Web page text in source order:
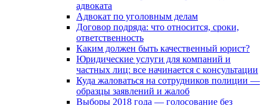
адвоката
Адвокат по уголовным делам
Договор подряда: что относится, сроки,
ответственность
Каким должен быть качественный юрист?
Юридические услуги для компаний и
частных лиц: все начинается с консультации
Куда жаловаться на сотрудников полиции —
образцы заявлений и жалоб
Выборы 2018 года — голосование без